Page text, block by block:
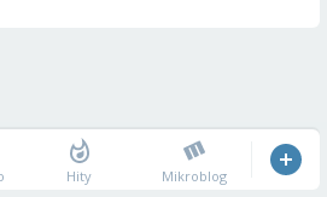
Hity Mikroblog